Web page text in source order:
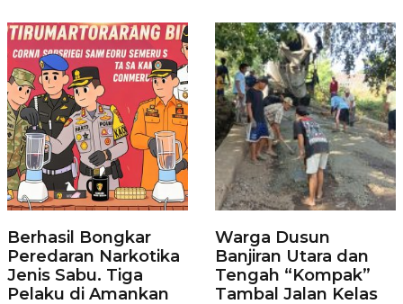
Berhasil Bongkar
Peredaran Narkotika
Jenis Sabu. Tiga
Pelaku di Amankan
Warga Dusun
Banjiran Utara dan
Tengah “Kompak”
Tambal Jalan Kelas